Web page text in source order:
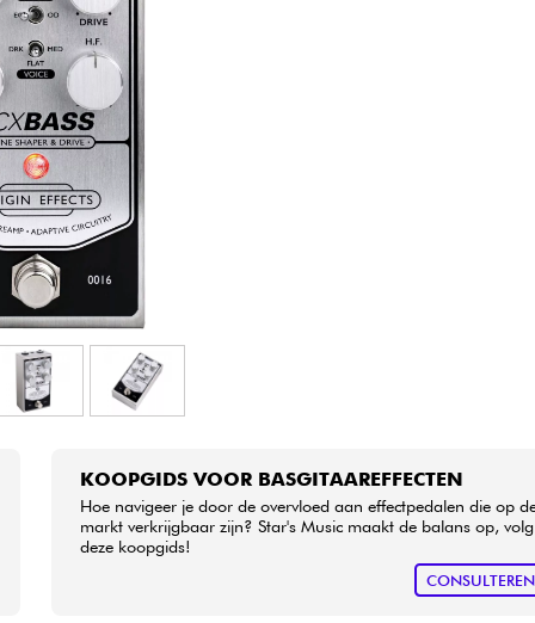
Kinderen
Sets
KOOPGIDS VOOR BASGITAAREFFECTEN
Hoe navigeer je door de overvloed aan effectpedalen die op
markt verkrijgbaar zijn? Star's Music maakt de balans op, volg
deze koopgids!
CONSULTEREN